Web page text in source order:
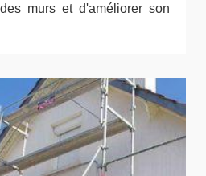
murs et d'améliorer son